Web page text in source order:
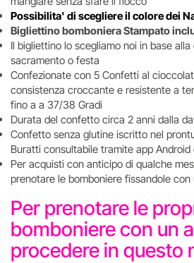
Possibilita' di scegliere il colore dei
Bigliettino bomboniera Stampato
Il bigliettino lo scegliamo noi in base
sacramento o festa
Confezionate con 5 Confetti al
consistenza croccante e resistente a
fino a a 37/38 Gradi
Durata del confetto circa 2 anni dalla
Confetto senza glutine iscritto nel
Buratti consultabile tramite app Android
Per acquisti con anticipo di qualche
prenotare le bomboniere fissandole
Per prenotare le
bomboniere con un
procedere in questo